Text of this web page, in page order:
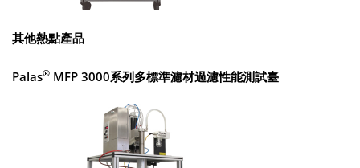
其他熱點產品
Palas® MFP 3000系列多標準濾材過濾性能測試臺